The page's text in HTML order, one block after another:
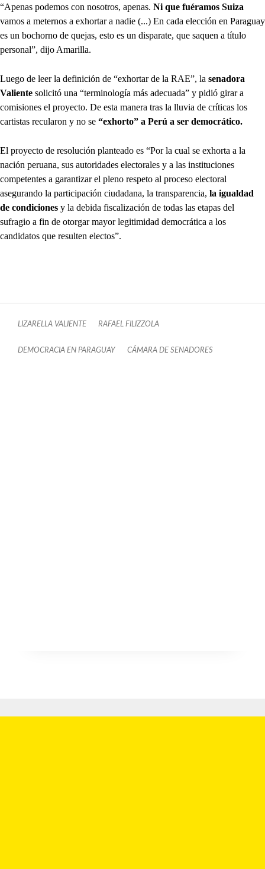
“Apenas podemos con nosotros, apenas. Ni que fuéramos Suiza
vamos a meternos a exhortar a nadie (...) En cada elección en Paraguay
es un bochorno de quejas, esto es un disparate, que saquen a título
personal”, dijo Amarilla.
Luego de leer la definición de “exhortar de la RAE”, la senadora
Valiente solicitó una “terminología más adecuada” y pidió girar a
comisiones el proyecto. De esta manera tras la lluvia de críticas los
cartistas recularon y no se “exhorto” a Perú a ser democrático.
El proyecto de resolución planteado es “Por la cual se exhorta a la
nación peruana, sus autoridades electorales y a las instituciones
competentes a garantizar el pleno respeto al proceso electoral
asegurando la participación ciudadana, la transparencia, la igualdad
de condiciones y la debida fiscalización de todas las etapas del
sufragio a fin de otorgar mayor legitimidad democrática a los
candidatos que resulten electos”.
LIZARELLA VALIENTE RAFAEL FILIZZOLA
DEMOCRACIA EN PARAGUAY CÁMARA DE SENADORES